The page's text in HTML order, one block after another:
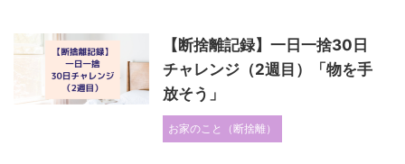
【断捨離記録】一日一捨30日
チャレンジ（2週目）「物を手
放そう」
お家のこと（断捨離）